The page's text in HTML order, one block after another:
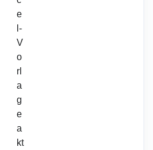
e
l-
V
o
rl
a
g
e
a
kt